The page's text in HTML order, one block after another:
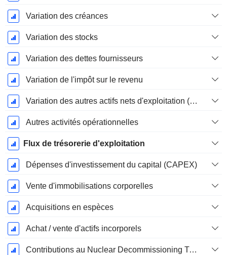
Variation des créances
Variation des stocks
Variation des dettes fournisseurs
Variation de l'impôt sur le revenu
Variation des autres actifs nets d'exploitation (perçus)
Autres activités opérationnelles
Flux de trésorerie d'exploitation
Dépenses d'investissement du capital (CAPEX)
Vente d'immobilisations corporelles
Acquisitions en espèces
Achat / vente d'actifs incorporels
Contributions au Nuclear Decommissioning Trust